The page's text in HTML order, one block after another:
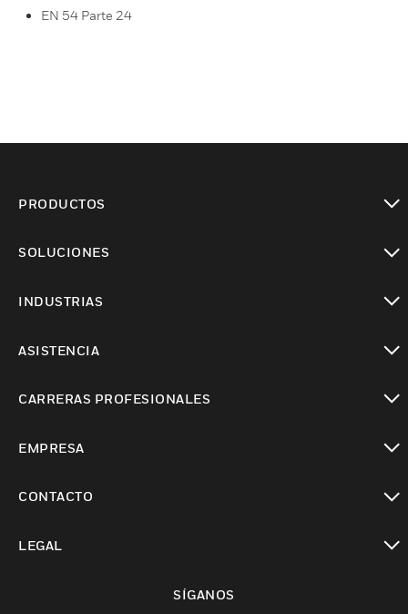
EN 54 Parte 24
PRODUCTOS
SOLUCIONES
INDUSTRIAS
ASISTENCIA
CARRERAS PROFESIONALES
EMPRESA
CONTACTO
LEGAL
SÍGANOS